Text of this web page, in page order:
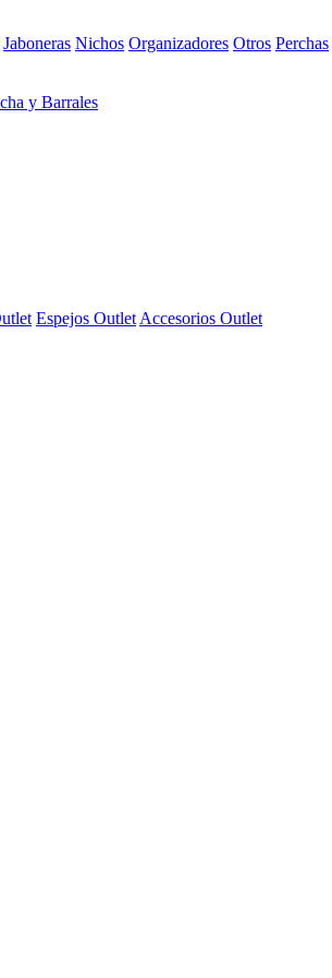
Jaboneras Nichos Organizadores Otros Perchas
y Barrales
Espejos Outlet Accesorios Outlet